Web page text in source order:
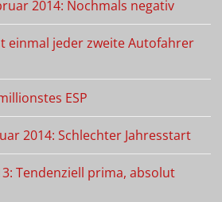
2014: Nochmals negativ
einmal jeder zweite Autofahrer
ESP
2014: Schlechter Jahresstart
Tendenziell prima, absolut